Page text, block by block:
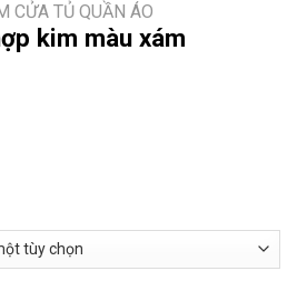
CỬA TỦ QUẦN ÁO
kim màu xám